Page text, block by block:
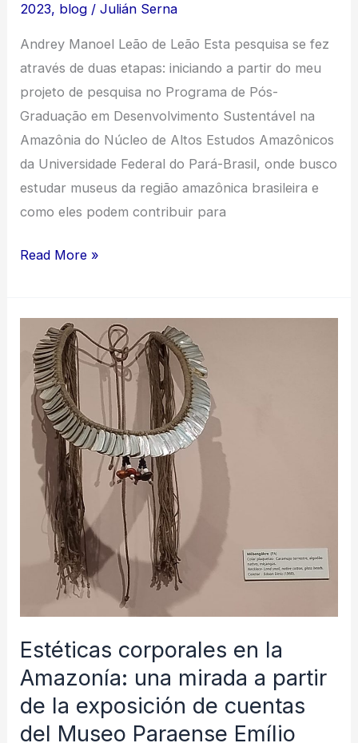
2023, blog /Julián Serna
Andrey Manoel Leão de Leão Esta pesquisa se fez
através de duas etapas: iniciando a partir do meu
projeto de pesquisa no Programa de Pós-
Graduação em Desenvolvimento Sustentável na
Amazônia do Núcleo de Altos Estudos Amazônicos
da Universidade Federal do Pará-Brasil, onde busco
estudar museus da região amazônica brasileira e
como eles podem contribuir para
Museus
decolonialidades:
uma
relação
amazônica
museológica
entre
Brasil-
Equador.
Read More »
Estéticas corporales en la
Amazonía: una mirada a partir
de la exposición de cuentas
del Museo Paraense Emílio